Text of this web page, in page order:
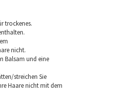
trockenes.
nicht.
Balsam und eine
streichen Sie
Haare nicht mit dem